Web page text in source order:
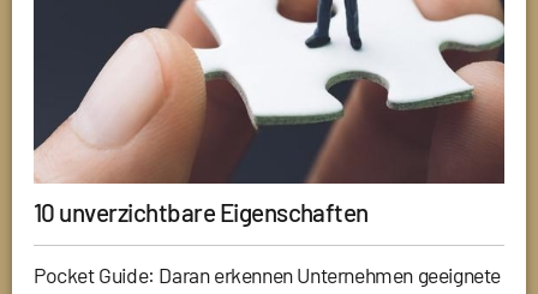
10 unverzichtbare Eigenschaften
Pocket Guide: Daran erkennen Unternehmen geeignete